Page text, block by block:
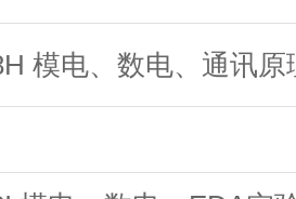
模电、数电、通讯